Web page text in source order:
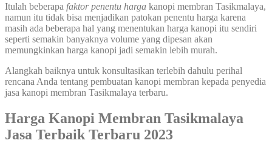
Itulah beberapa faktor penentu harga kanopi membran Tasikmalaya,
namun itu tidak bisa menjadikan patokan penentu harga karena
masih ada beberapa hal yang menentukan harga kanopi itu sendiri
seperti semakin banyaknya volume yang dipesan akan
memungkinkan harga kanopi jadi semakin lebih murah.
Alangkah baiknya untuk konsultasikan terlebih dahulu perihal
rencana Anda tentang pembuatan kanopi membran kepada penyedia
jasa kanopi membran Tasikmalaya terbaru.
Harga Kanopi Membran Tasikmalaya
Jasa Terbaik Terbaru 2023